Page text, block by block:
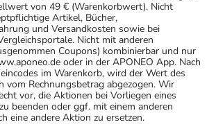
von 49 € (Warenkorbwert). Nicht
Artikel, Bücher,
und Versandkosten sowie bei
Nicht mit anderen
Coupons) kombinierbar und nur
oder in der APONEO App. Nach
im Warenkorb, wird der Wert des
vom Rechnungsbetrag abgezogen. Wir
vor, die Aktionen bei Vorliegen eines
beenden oder ggf. mit einem anderen
eine andere Aktion zu ersetzen.